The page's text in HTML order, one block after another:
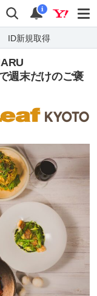
検索 通知
i
ID新規取得
週末だけのご褒